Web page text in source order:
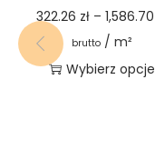
322.26 zł – 1,586.70
brutto/ m²
Wybierz opcje